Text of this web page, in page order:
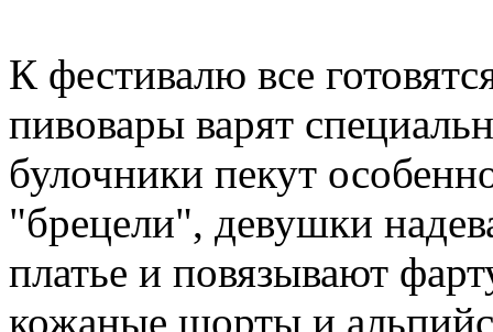
К фестивалю все
пивовары варят
булочники пекут
"брецели", девушки
платье и повязывают
кожаные шорты и